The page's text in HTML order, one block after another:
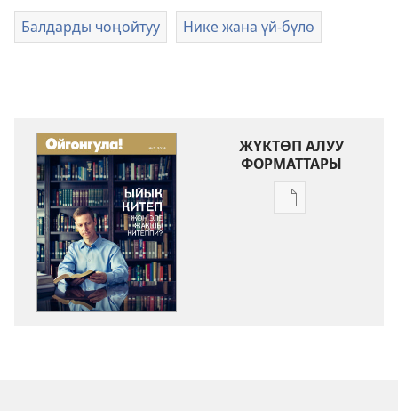
Балдарды чоңойтуу Нике жана үй-бүлө
ЖҮКТӨП АЛУУ
ФОРМАТТАРЫ
Адабиятты